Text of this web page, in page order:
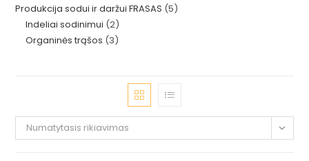
produktai
Produkcija sodui ir daržui FRASAS 55
Indeliai sodinimui 22
produktai
Organinės trąšos 33
Numatytasis rikiavimas